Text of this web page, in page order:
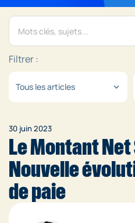
Filtrer :
Tous les articles expand_more
30 juin 2023
Le Montant Net
Nouvelle
de paie